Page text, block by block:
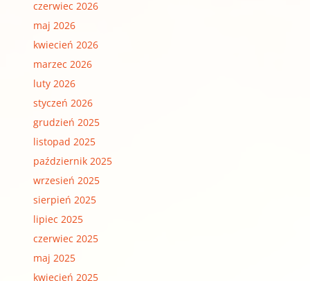
czerwiec 2026
maj 2026
kwiecień 2026
marzec 2026
luty 2026
styczeń 2026
grudzień 2025
listopad 2025
październik 2025
wrzesień 2025
sierpień 2025
lipiec 2025
czerwiec 2025
maj 2025
kwiecień 2025